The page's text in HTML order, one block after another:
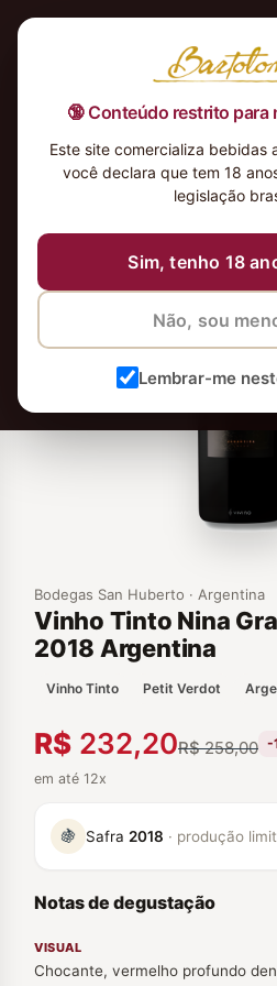
🔞 Conteúdo restrito para
Este site comercializa bebidas
você declara que tem 18
legislação
Sim, tenho 18
Não, sou
Lembrar-me
Bodegas San Huberto · Argentina
Vinho Tinto Nina
2018 Argentina
Vinho Tinto Petit Verdot
R$ 232,20R$258,00 -
em até 12x
🍇 Safra 2018 · produção
Notas de degustação
VISUAL
Chocante, vermelho profundo